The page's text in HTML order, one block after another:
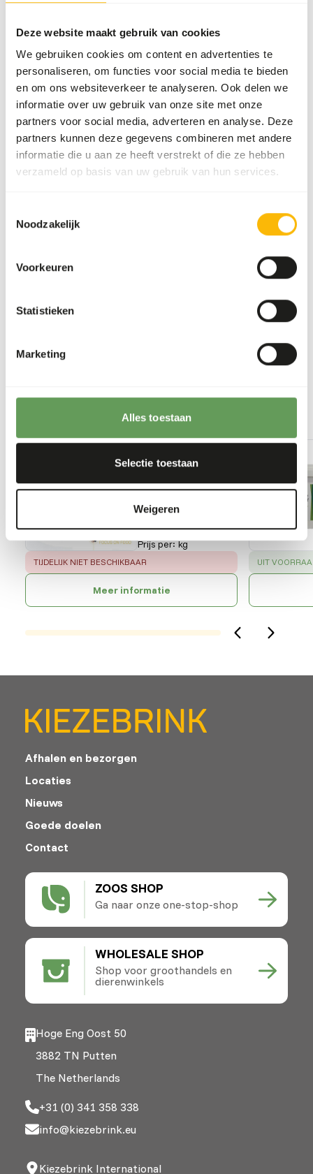
Deze website maakt gebruik van cookies
We gebruiken cookies om content en advertenties te
personaliseren, om functies voor social media te bieden
en om ons websiteverkeer te analyseren. Ook delen we
informatie over uw gebruik van onze site met onze
partners voor social media, adverteren en analyse. Deze
partners kunnen deze gegevens combineren met andere
informatie die u aan ze heeft verstrekt of die ze hebben
verzameld op basis van uw gebruik van hun services.
Noodzakelijk
Voorkeuren
Statistieken
Marketing
Alles toestaan
Selectie toestaan
Weigeren
Aanvullend advies
Divide the “Feed quantity per day” over at least
one feeding moment per day.
The supplements should be given according to
the appropriate dosage that is mentioned on
the labelling.
To promote the oral health, it is important to
Stimulate foraging behaviour by hanging,
feeding large bones, frozen food or placement
Our assortment
Recommended products for this animal
Geitenbokjes
- cat. 2 - 2-4
40420
Prijs per:kg
ERROR :
TIJDELIJK NIET BESCHIKBAAR
Meer informatie
SUCCESS:
UIT
ZOOS SHOP
Ga naar onze one-stop-shop
WHOLESALE SHOP
Shop voor groothandels en
dierenwinkels
Afhalen en bezorgen
Locaties
Nieuws
Goede doelen
Contact
Hoge Eng Oost 50
3882 TN Putten
The Netherlands
+31 (0) 341 358 338
info@kiezebrink.eu
Kiezebrink International